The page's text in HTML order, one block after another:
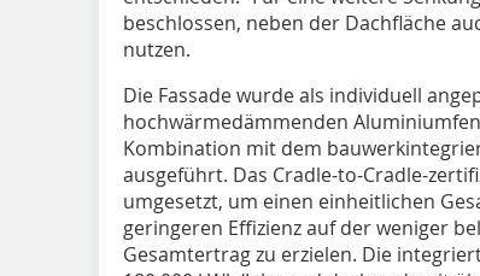
beschlossen, neben der Dachfläche
nutzen.
Die Fassade wurde als individuell
hochwärmedämmenden
Kombination mit dem
ausgeführt. Das Cradle-to-Cradle-
umgesetzt, um einen einheitlichen
geringeren Effizienz auf der weniger
Gesamtertrag zu erzielen. Die